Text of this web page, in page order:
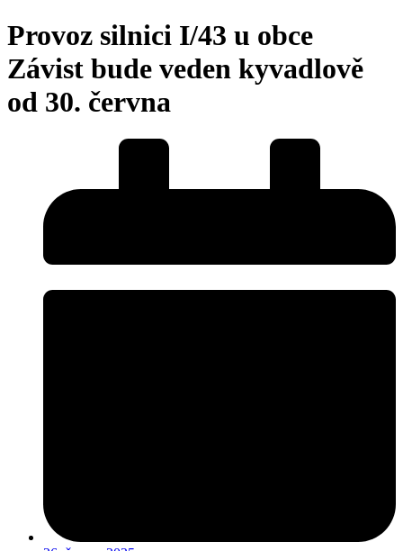
Provoz silnici I/43 u obce
Závist bude veden kyvadlově
od 30. června